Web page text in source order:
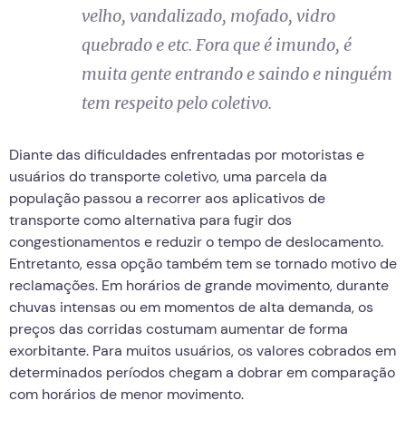
velho, vandalizado, mofado, vidro
quebrado e etc. Fora que é imundo, é
muita gente entrando e saindo e ninguém
tem respeito pelo coletivo.
Diante das dificuldades enfrentadas por motoristas e
usuários do transporte coletivo, uma parcela da
população passou a recorrer aos aplicativos de
transporte como alternativa para fugir dos
congestionamentos e reduzir o tempo de deslocamento.
Entretanto, essa opção também tem se tornado motivo de
reclamações. Em horários de grande movimento, durante
chuvas intensas ou em momentos de alta demanda, os
preços das corridas costumam aumentar de forma
exorbitante. Para muitos usuários, os valores cobrados em
determinados períodos chegam a dobrar em comparação
com horários de menor movimento.